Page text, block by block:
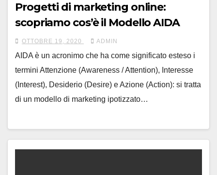
Progetti di marketing online:
scopriamo cos’è il Modello AIDA
OTTOBRE 19, 2020 ADMIN
AIDA è un acronimo che ha come significato esteso i
termini Attenzione (Awareness / Attention), Interesse
(Interest), Desiderio (Desire) e Azione (Action): si tratta
di un modello di marketing ipotizzato…